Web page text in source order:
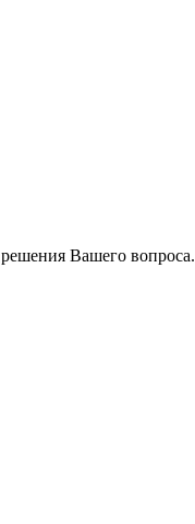
Вашего вопроса.